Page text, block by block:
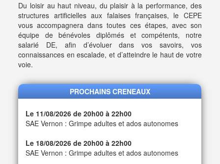
Du loisir au haut niveau, du plaisir à la performance, des
structures artificielles aux falaises françaises, le CEPE
vous accompagnera dans toutes ces étapes, avec son
équipe de bénévoles diplômés et compétents, notre
salarié DE, afin d’évoluer dans vos savoirs, vos
connaissances en escalade, et d’atteindre le haut de votre
voie.
PROCHAINS CRENEAUX
Le 11/08/2026 de 20h00 à 22h00
SAE Vernon : Grimpe adultes et ados autonomes
Le 18/08/2026 de 20h00 à 22h00
SAE Vernon : Grimpe adultes et ados autonomes